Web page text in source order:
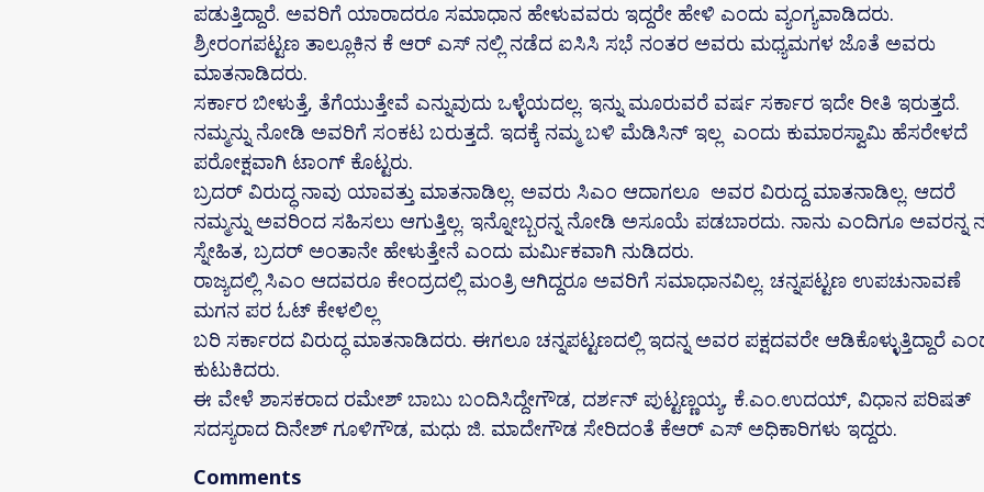
ಪಡುತ್ತಿದ್ದಾರೆ. ಅವರಿಗೆ ಯಾರಾದರೂ ಸಮಾಧಾನ ಹೇಳುವವರು ಇದ್ದರೇ ಹೇಳಿ ಎಂದು ವ್ಯಂಗ್ಯವಾಡಿದರು.
ಶ್ರೀರಂಗಪಟ್ಟಣ ತಾಲ್ಲೂಕಿನ ‌ಕೆ ಆರ್ ಎಸ್ ನಲ್ಲಿ ನಡೆದ ಐಸಿಸಿ ಸಭೆ ನಂತರ ಅವರು ಮಧ್ಯಮಗಳ ಜೊತೆ ಅವರು
ಮಾತನಾಡಿದರು.
ಸರ್ಕಾರ ಬೀಳುತ್ತೆ, ತೆಗೆಯುತ್ತೇವೆ ಎನ್ನುವುದು ಒಳ್ಳೆಯದಲ್ಲ. ಇನ್ನು ಮೂರುವರೆ ವರ್ಷ ಸರ್ಕಾರ ಇದೇ ರೀತಿ ಇರುತ್ತದೆ.
ನಮ್ಮನ್ನು ನೋಡಿ ಅವರಿಗೆ ಸಂಕಟ ಬರುತ್ತದೆ. ಇದಕ್ಕೆ ನಮ್ಮ ಬಳಿ ಮೆಡಿಸಿನ್ ಇಲ್ಲ ಎಂದು ಕುಮಾರಸ್ವಾಮಿ ಹೆಸರೇಳದೆ
ಪರೋಕ್ಷವಾಗಿ ಟಾಂಗ್ ಕೊಟ್ಟರು.
ಬ್ರದರ್ ವಿರುದ್ಧ ನಾವು ಯಾವತ್ತು ಮಾತನಾಡಿಲ್ಲ. ಅವರು ಸಿಎಂ ಆದಾಗಲೂ ಅವರ ವಿರುದ್ದ ಮಾತನಾಡಿಲ್ಲ. ಆದರೆ
ನಮ್ಮನ್ನು ಅವರಿಂದ ಸಹಿಸಲು ಆಗುತ್ತಿಲ್ಲ. ಇನ್ನೋಬ್ಬರನ್ನ ನೋಡಿ ಅಸೂಯೆ ಪಡಬಾರದು. ನಾನು ಎಂದಿಗೂ ಅವರನ್ನ
ಸ್ನೇಹಿತ, ಬ್ರದರ್ ಅಂತಾನೇ ಹೇಳುತ್ತೇನೆ ಎಂದು ಮರ್ಮಿಕವಾಗಿ ನುಡಿದರು.
ರಾಜ್ಯದಲ್ಲಿ ಸಿಎಂ ಆದವರೂ ಕೇಂದ್ರದಲ್ಲಿ ಮಂತ್ರಿ ಆಗಿದ್ದರೂ ಅವರಿಗೆ ಸಮಾಧಾನವಿಲ್ಲ. ಚನ್ನಪಟ್ಟಣ ಉಪಚುನಾವಣೆ
ಮಗನ ಪರ ಓಟ್ ಕೇಳಲಿಲ್ಲ
ಬರಿ ಸರ್ಕಾರದ ವಿರುದ್ಧ ಮಾತನಾಡಿದರು. ಈಗಲೂ ಚನ್ನಪಟ್ಟಣದಲ್ಲಿ ಇದನ್ನ ಅವರ ಪಕ್ಷದವರೇ ಆಡಿಕೊಳ್ಳುತ್ತಿದ್ದಾರೆ
ಕುಟುಕಿದರು.
ಈ ವೇಳೆ ಶಾಸಕರಾದ ರಮೇಶ್ ಬಾಬು ಬಂದಿಸಿದ್ದೇಗೌಡ, ದರ್ಶನ್ ಪುಟ್ಟಣ್ಣಯ್ಯ, ಕೆ.ಎಂ.ಉದಯ್, ವಿಧಾನ ಪರಿಷತ್
ಸದಸ್ಯರಾದ ದಿನೇಶ್ ಗೂಳಿಗೌಡ, ಮಧು ಜಿ. ಮಾದೇಗೌಡ ಸೇರಿದಂತೆ ಕೆಆರ್ ಎಸ್ ಅಧಿಕಾರಿಗಳು ಇದ್ದರು.
Comments